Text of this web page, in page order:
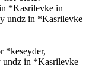
*Kasrilevke in
undz in *Kasrilevke
*keseyder,
undz in *Kasrilevke